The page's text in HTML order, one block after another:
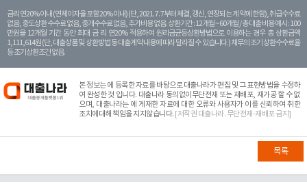
금리 연20% 이내 (연체이자율 포함 20% 이내) (단, 2021. 7. 7부터 체결, 갱신, 연장되는 계 약에 한함), 취급수수료
없음, 중도상환 수수료 없음, 중개수수료 없음, 추가비용 없음. 상환기간 : 12개월 ~ 60개월 / 총 대출 비용 예시 : 100
만원을 12개월 기간 동안 최대 금 리 연20% 적용하여 원리금균등상환방법으로 이용하는 경우 총 상환금액
1,111,614원 (단, 대출상품 및 상환방법 등 대출계약 내용에 따라 달라질 수 있습니다.) 채무의 조기 상환수수료율
등 조기상환조건 없음.
본 정보는에 등록한 자료를 바탕으로 대출나라가 편집 및 그 표현방법을 수정하
여 완성한 것 입니다. 대출나라 동의없이무단전재 또는 재배포, 재가공 할 수 없
으며, 대출나라는 에 게재한 자료에 대한 오류와 사용자가 이를 신뢰하여 취한
조치에대해 책임을 지지않습니다. [저작권 대출나라. 무단전재-재배포 금지]
목록